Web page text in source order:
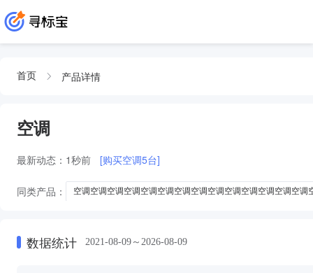
首页 产品详情
空调
最新动态： 1秒前 [购买空调5台]
同类产品： 空调空调空调空调空调空调空调空调空调空调空调空调空调空
空调空调空调空调空调空调空调空调空调空调空调空调空调空调空调空调空
数据统计 2021-08-09～2026-08-09